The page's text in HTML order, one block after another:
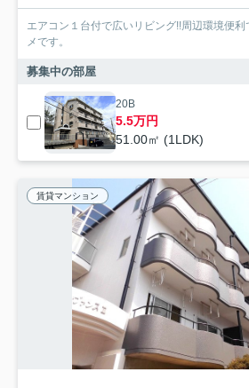
エアコン１台付で広いリビング!!周辺環境便
メです。
募集中の部屋
20B
5.5万円
51.00㎡ (1LDK)
賃貸マンション